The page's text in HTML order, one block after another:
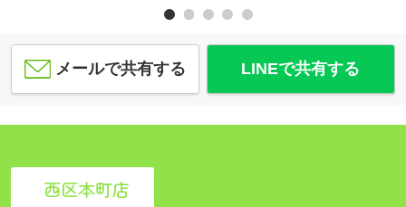
メールで共有する LINEで共有する
西区本町店